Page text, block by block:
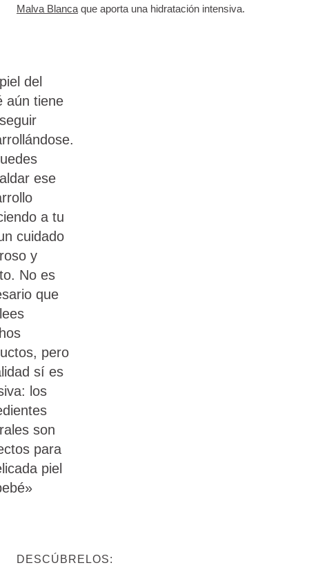
Malva Blanca que aporta una hidratación intensiva.
del
aún tiene
ese
a tu
cuidado
y
No es
que
pero
sí es
los
son
para
piel
DESCÚBRELOS: